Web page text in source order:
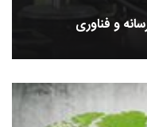
و فناوری